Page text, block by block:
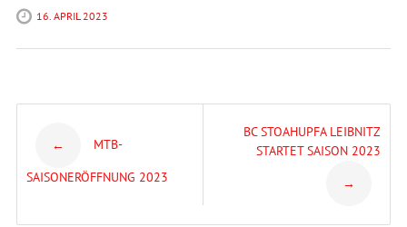
16. APRIL 2023
navigation
← MTB-
SAISONERÖFFNUNG 2023
BC STOAHUPFA LEIBNITZ
STARTET SAISON 2023
→